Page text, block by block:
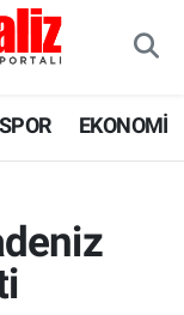
SPOR EKONOMİ